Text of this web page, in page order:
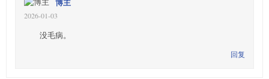
2026-01-03
没毛病。
回复